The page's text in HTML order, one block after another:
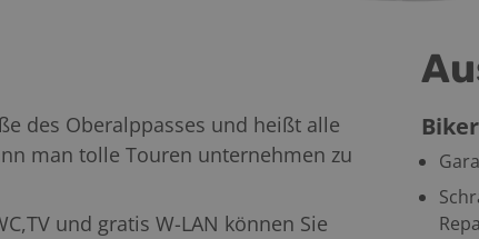
des Oberalppasses und heißt alle
man tolle Touren unternehmen zu
und gratis W-LAN können Sie
Biker